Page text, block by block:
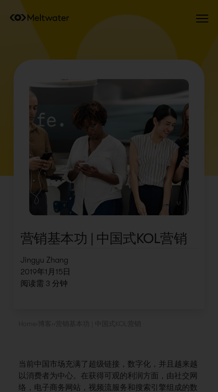
营销基本功 | 中国式KOL营销
Jingyu Zhang
2019年1月15日
阅读需 3 分钟
当前中国市场充满了超级链接，数字化，并且越来越
以消费者为中心。在获得可观的利润方面，由社交网
络，电子商务网站，视频流服务和搜索引擎组成的数